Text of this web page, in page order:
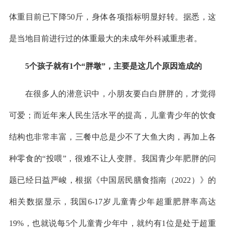
体重目前已下降50斤，身体各项指标明显好转。据悉，这
是当地目前进行过的体重最大的未成年外科减重患者。
5个孩子就有1个“胖墩”，主要是这几个原因造成的
在很多人的潜意识中，小朋友要白白胖胖的，才觉得
可爱；而近年来人民生活水平的提高，儿童青少年的饮食
结构也非常丰富，三餐中总是少不了大鱼大肉，再加上各
种零食的“投喂”，很难不让人变胖。我国青少年肥胖的问
题已经日益严峻，根据《中国居民膳食指南（2022）》的
相关数据显示，我国6-17岁儿童青少年超重肥胖率高达
19%，也就说每5个儿童青少年中，就约有1位是处于超重